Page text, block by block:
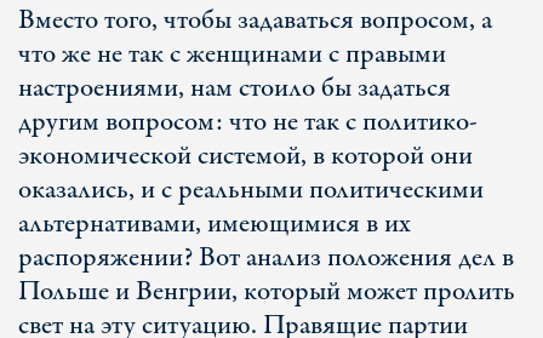
Вместо того, чтобы задаваться вопросом, а
что же не так с женщинами с правыми
настроениями, нам стоило бы задаться
другим вопросом: что не так с политико-
экономической системой, в которой они
оказались, и с реальными политическими
альтернативами, имеющимися в их
распоряжении? Вот анализ положения дел в
Польше и Венгрии, который может пролить
свет на эту ситуацию. Правящие партии